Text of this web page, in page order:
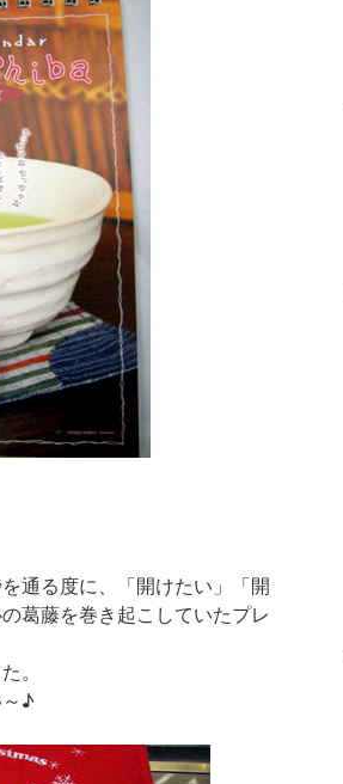
通る度に、「開けたい」「開
葛藤を巻き起こしていたプレ
。
♪